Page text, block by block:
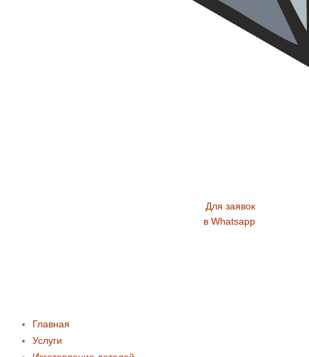
Для заявок
в Whatsapp
Главная
Услуги